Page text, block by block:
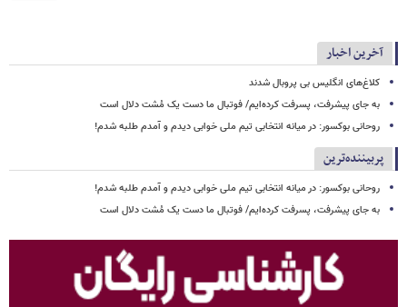
آخرین اخبار
کلاغ‌های انگلیس بی پروبال شدند
به جای پیشرفت، پسرفت کرده‌ایم/ فوتبال ما دست یک مُشت دلال است
روحانی بوکسور: در میانه انتخابی تیم ملی خوابی دیدم و آمدم طلبه شدم!
پربیننده‌ترین
روحانی بوکسور: در میانه انتخابی تیم ملی خوابی دیدم و آمدم طلبه شدم!
به جای پیشرفت، پسرفت کرده‌ایم/ فوتبال ما دست یک مُشت دلال است